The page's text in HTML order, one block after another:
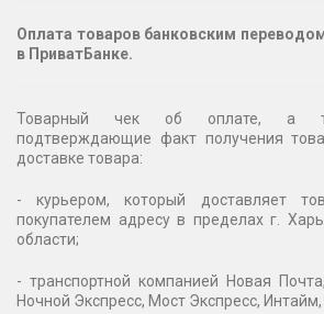
Оплата товаров банковским
в ПриватБанке.
Товарный чек об оплате, а
подтверждающие факт получения
доставке товара:
- курьером, который доставляет
покупателем адресу в пределах г.
области;
- транспортной компанией Новая
Ночной Экспресс, Мост Экспресс,